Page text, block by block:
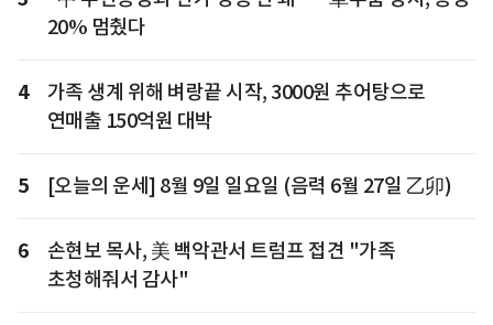
20% 멈췄다
4
가족 생계 위해 벼랑끝 시작, 3000원 추어탕으로
연매출 150억원 대박
5 [오늘의 운세] 8월 9일 일요일 (음력 6월 27일 乙卯)
6
손현보 목사, 美 백악관서 트럼프 접견 "가족
초청해줘서 감사"